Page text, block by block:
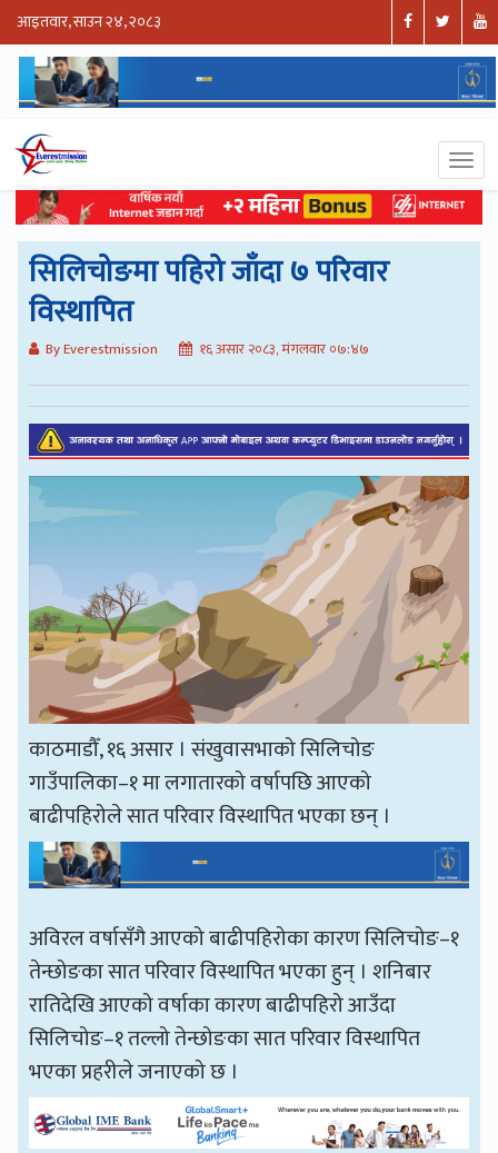
आइतवार, साउन २४, २०८३
सिलिचोङमा पहिरो जाँदा ७ परिवार
विस्थापित
By Everestmission १६ असार २०८३, मंगलवार ०७:४७
काठमाडौँ, १६ असार । संखुवासभाको सिलिचोङ
गाउँपालिका–१ मा लगातारको वर्षापछि आएको
बाढीपहिरोले सात परिवार विस्थापित भएका छन् ।
अविरल वर्षासँगै आएको बाढीपहिरोका कारण सिलिचोङ–१
तेन्छोङका सात परिवार विस्थापित भएका हुन् । शनिबार
रातिदेखि आएको वर्षाका कारण बाढीपहिरो आउँदा
सिलिचोङ–१ तल्लो तेन्छोङका सात परिवार विस्थापित
भएका प्रहरीले जनाएको छ ।